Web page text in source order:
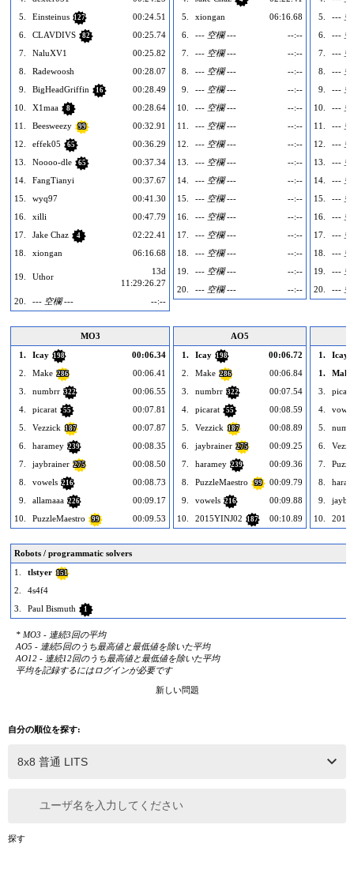
5.
Einsteinus 127
00:24.51
6.
CLAVDIVS 82
00:25.74
7.
NaluXV1
00:25.82
8.
Radewoosh
00:28.07
9.
BigHeadGriffin 16
00:28.49
10.
X1maa 8
00:28.64
11.
Beesweezy 99
00:32.91
12.
effek05 65
00:36.29
13.
Noooo-dle 65
00:37.34
14.
FangTianyi
00:37.67
15.
wyq97
00:41.30
16.
xilli
00:47.79
17.
Jake Chaz 4
02:22.41
18.
xiongan 06:16.68
19. Uthor
13d
11:29:26.27
20.
--- 空欄 --- --:--
5.
xiongan
06:16.68
6.
--- 空欄 ---
--:--
7.
--- 空欄 ---
--:--
8.
--- 空欄 ---
--:--
9.
--- 空欄 ---
--:--
10.
--- 空欄 ---
--:--
11.
--- 空欄 ---
--:--
12.
--- 空欄 ---
--:--
13.
--- 空欄 ---
--:--
14.
--- 空欄 ---
--:--
15.
--- 空欄 ---
--:--
16.
--- 空欄 ---
--:--
17.
--- 空欄 ---
--:--
18.
--- 空欄 ---
--:--
19.
--- 空欄 ---
--:--
20.
--- 空欄 --- --:--
5.
---
6.
---
7.
---
8.
---
9.
---
10.
---
11.
---
12.
---
13.
---
14.
---
15.
---
16.
---
17.
---
18.
---
19.
---
20.
---
MO3
1.
Icay 198
00:06.34
2.
Make 286
00:06.41
3.
numbrr 322
00:06.55
4.
picarat 55
00:07.81
5.
Vezzick 187
00:07.87
6.
haramey 239
00:08.35
7.
jaybrainer 275
00:08.50
8.
vowels 216
00:08.73
9.
allamaaa 226
00:09.17
10.
PuzzleMaestro 99 00:09.53
AO5
1.
Icay 198
00:06.72
2.
Make 286
00:06.84
3.
numbrr 322
00:07.54
4.
picarat 55
00:08.59
5.
Vezzick 187
00:08.89
6.
jaybrainer 275
00:09.25
7.
haramey 239
00:09.36
8.
PuzzleMaestro 99
00:09.79
9.
vowels 216
00:09.88
10.
2015YINJ02 187 00:10.89
1. Icay
1.
Make
3.
4.
5.
6.
7.
8.
9.
10.
Robots / programmatic solvers
1.
tlstyer 151
2.
4s4f4
3.
Paul Bismuth 1
* MO3 - 連続3回の平均
AO5 - 連続5回のうち最高値と最低値を除いた平均
AO12 - 連続12回のうち最高値と最低値を除いた平均
平均を記録するにはログインが必要です
新しい問題
自分の順位を探す:
ユーザ名を入力してください
探す